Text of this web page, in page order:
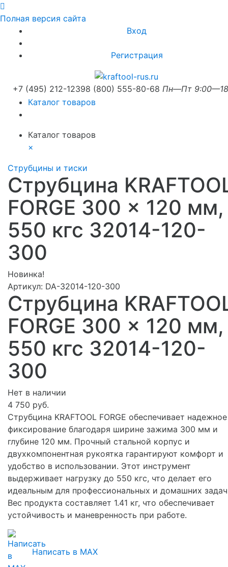
Полная версия сайта
Вход
Регистрация
+7 (495) 212-12398 (800) 555-80-68 Пн—Пт
Каталог товаров
Каталог товаров
×
Струбцины и тиски
Струбцина
FORGE 300 x 120 мм,
550 кгс 32014-120-
300
Новинка!
Артикул: DA-32014-120-300
Струбцина
FORGE 300 x 120 мм,
550 кгс 32014-120-
300
Нет в наличии
4 750 руб.
Струбцина KRAFTOOL FORGE обеспечивает надежное
фиксирование благодаря ширине зажима 300 мм и
глубине 120 мм. Прочный стальной корпус и
двухкомпонентная рукоятка гарантируют комфорт и
удобство в использовании. Этот инструмент
выдерживает нагрузку до 550 кгс, что делает его
идеальным для профессиональных и домашних
Вес продукта составляет 1.41 кг, что обеспечивает
устойчивость и маневренность при работе.
Написать в MAX